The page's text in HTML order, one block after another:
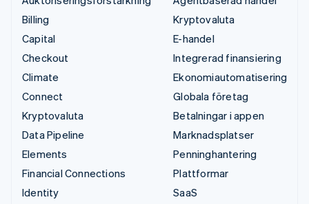
Billing
Capital
Checkout
Climate
Connect
Kryptovaluta
Data Pipeline
Elements
Financial Connections
Identity
Kryptovaluta
E-handel
Integrerad finansiering
Ekonomiautomatisering
Globala företag
Betalningar i appen
Marknadsplatser
Penninghantering
Plattformar
SaaS